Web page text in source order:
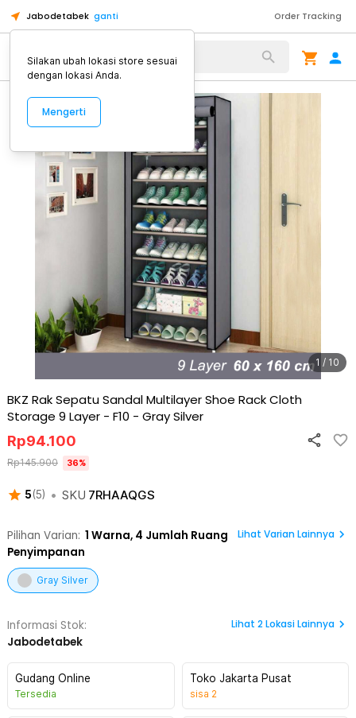
Jabodetabek ganti Order Tracking
Alat Kopi
1 / 10
BKZ Rak Sepatu Sandal Multilayer Shoe Rack Cloth
Storage 9 Layer - F10 - Gray Silver
5(5) • SKU 7RHAAQGS
Rp94.100
Rp145.900 36%
Pilihan Varian: 1 Warna, 4 Jumlah Ruang
Penyimpanan
Lihat Varian Lainnya
Gray Silver
Informasi Stok:
Jabodetabek
Lihat 2Lokasi Lainnya
Gudang Online
Tersedia
Toko Jakarta Pusat
sisa 2
Silakan ubah lokasi store sesuai
dengan lokasi Anda.
Mengerti